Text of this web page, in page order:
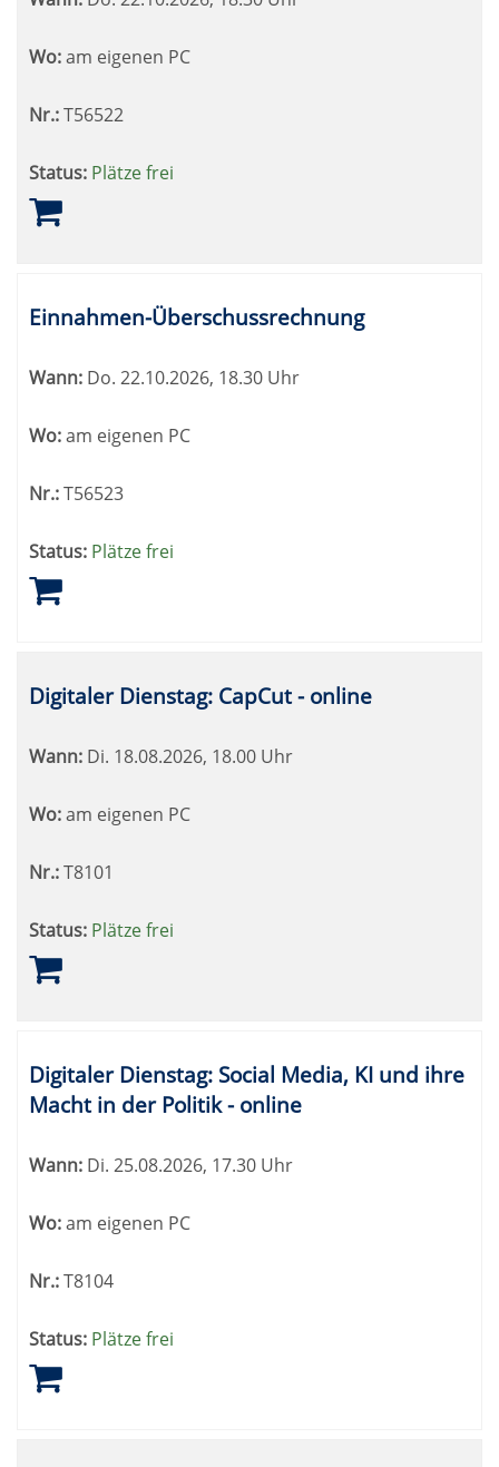
Wo:am eigenen PC
Nr.:T56522
Status: Plätze frei
Einnahmen-Überschussrechnung
Wann: Do. 22.10.2026, 18.30 Uhr
Wo:am eigenen PC
Nr.:T56523
Status: Plätze frei
Digitaler Dienstag: CapCut - online
Wann: Di. 18.08.2026, 18.00 Uhr
Wo:am eigenen PC
Nr.:T8101
Status: Plätze frei
Digitaler Dienstag: Social Media, KI und ihre
Macht in der Politik - online
Wann: Di. 25.08.2026, 17.30 Uhr
Wo:am eigenen PC
Nr.:T8104
Status: Plätze frei